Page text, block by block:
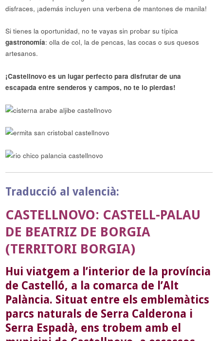
disfraces, ¡además incluyen una verbena de mantones de manila!
Si tienes la oportunidad, no te vayas sin probar su típica
gastronomía: olla de col, la de pencas, las cocas o sus quesos
artesanos.
¡Castellnovo es un lugar perfecto para disfrutar de una
escapada entre senderos y campos, no te lo pierdas!
Traducció al valencià:
CASTELLNOVO: CASTELL-PALAU
DE BEATRIZ DE BORGIA
(TERRITORI BORGIA)
Hui viatgem a l’interior de la província
de Castelló, a la comarca de l’Alt
Palància. Situat entre els emblemàtics
parcs naturals de Serra Calderona i
Serra Espadà, ens trobem amb el